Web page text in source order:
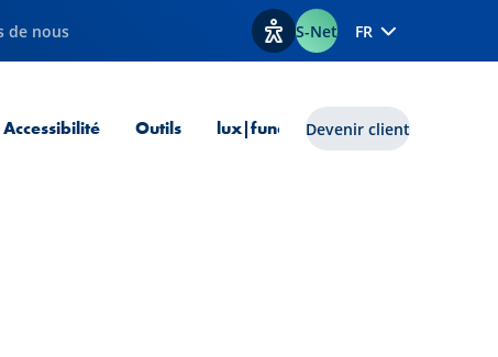
de nous Afficher les options
S-Net FR
courante
Accessibilité Outils lux|funds Devenir client